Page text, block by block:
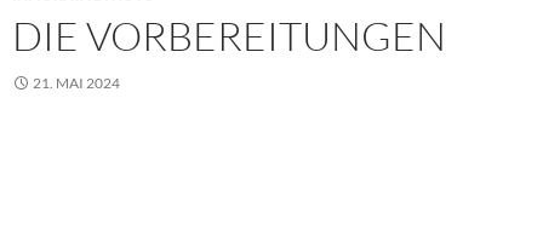
DIE VORBEREITUNGEN
21. MAI 2024